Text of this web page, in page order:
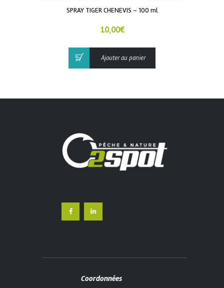
SPRAY TIGER CHENEVIS – 100 ml
10,00€
Ajouter au panier
Coordonnées